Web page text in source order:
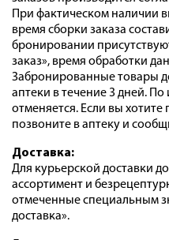
При фактическом наличии
время сборки заказа
бронировании
заказ», время обработки
Забронированные товары
аптеки в течение 3 дней. По
отменяется. Если вы
позвоните в аптеку и
Доставка:
Для курьерской доставки
ассортимент и
отмеченные специальным
доставка».